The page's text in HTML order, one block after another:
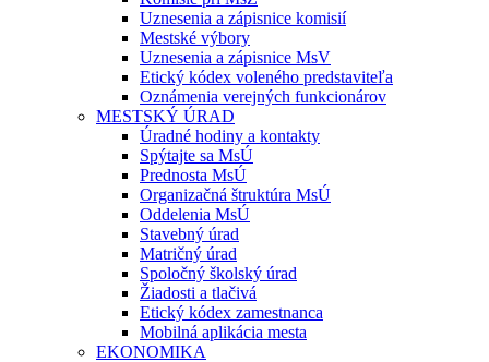
Uznesenia a zápisnice komisií
Mestské výbory
Uznesenia a zápisnice MsV
Etický kódex voleného predstaviteľa
Oznámenia verejných funkcionárov
MESTSKÝ ÚRAD
Úradné hodiny a kontakty
Spýtajte sa MsÚ
Prednosta MsÚ
Organizačná štruktúra MsÚ
Oddelenia MsÚ
Stavebný úrad
Matričný úrad
Spoločný školský úrad
Žiadosti a tlačivá
Etický kódex zamestnanca
Mobilná aplikácia mesta
EKONOMIKA